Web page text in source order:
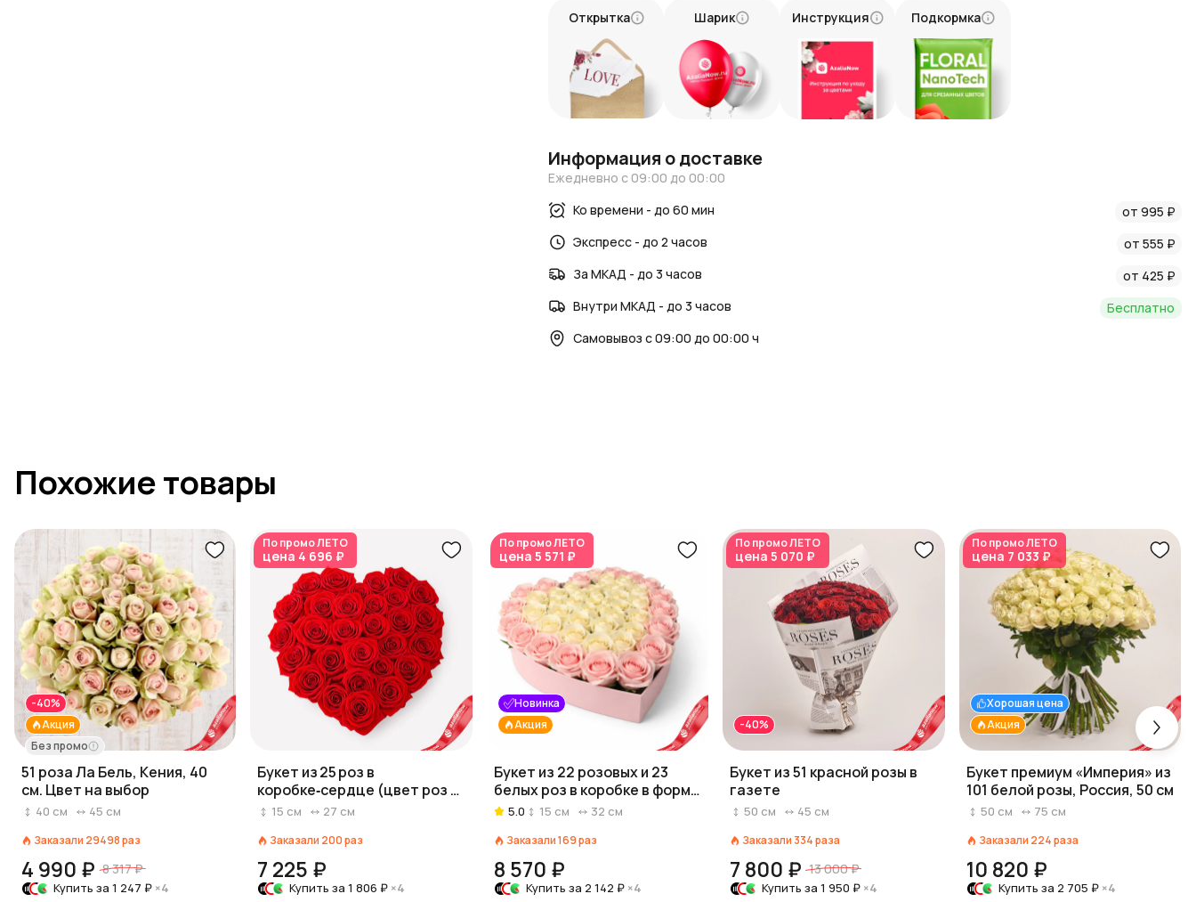
Как заказать букет в AzaliaNow?
Чтобы заказать букет из 13 красных и 12 белых роз в рамках акции, оформите заказ на нашем сайте.
Укажите удобное время доставки, и мы доставим ваш букет в нужное место. Курьер доставит ваш
букет в отличном виде, сохраняя его свежесть и красоту.
Не упустите возможность купить этот удивительный букет с акцией! Закажите букет из 13 красных
Следите за новостями и интересными статьями о цветах и флористике в нашем блоге:
Новости AzaliaNow
Блог о цветах и флористике
Открытка Шарик Инструкция Подкормка
Информация о доставке
Ежедневно с 09:00 до 00:00
Ко времени - до 60 мин
от 995 ₽
Экспресс - до 2 часов
от 555 ₽
За МКАД - до 3 часов
от 425 ₽
Внутри МКАД - до 3 часов
Бесплатно
Самовывоз с 09:00 до 00:00 ч
Похожие товары
Акция
-40%
Без промо
51 роза Ла Бель, Кения, 40
см. Цвет на выбор
40 см 45 см
Заказали 29498раз
4 990 ₽ 8 317 ₽
Купить за 1 247 ₽ ×4
По промоЛЕТО
цена 4 696 ₽
Букет из 25 роз в
коробке‑сердце (цвет роз и
коробки на выбор: красный/
15 см 27 см
Заказали 200раз
7 225 ₽
Купить за1 806 ₽ ×4
По промоЛЕТО
цена 5 571 ₽
Акция
Новинка
Букет из 22 розовых и 23
белых роз в коробке в форме
сердца
5.0 15 см 32 см
Заказали169раз
8 570 ₽
Купить за 2 142 ₽ ×4
По промоЛЕТО
цена5 070 ₽
-40%
Букет из 51 красной розы в
газете
50 см 45 см
Заказали 334раза
7 800 ₽ 13 000 ₽
Купить за1 950 ₽ ×4
По промоЛЕТО
цена 7 033 ₽
Акция
Хорошая цена
Букет премиум «Империя» из
101 белой розы, Россия, 50 см
50 см 75 см
Заказали 224раза
10 820 ₽
Купить за 2 705 ₽ ×4